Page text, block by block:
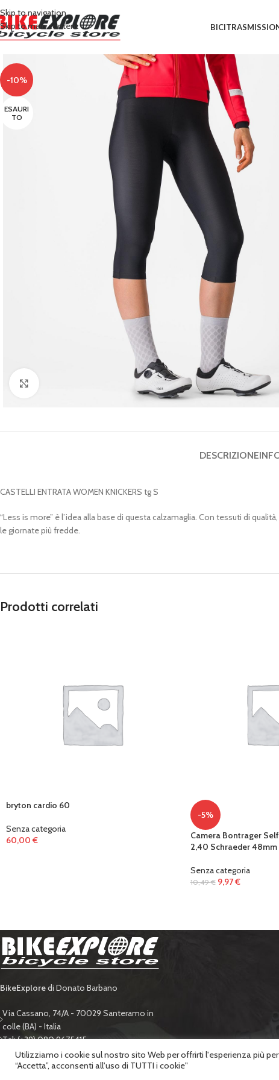
Skip to navigation
Skip to main content
BICI
-10%
ESAURI
TO
DESCRIZIONE
CASTELLI ENTRATA WOMEN KNICKERS tg S
“Less is more” è l’idea alla base di questa calzamaglia. Con tessuti di
le giornate più fredde.
Prodotti correlati
bryton cardio 60
Senza categoria
60,00 €
-5%
Camera Bontrager
2,40 Schraeder 48mm
Senza categoria
10,49€ 9,97€
BikeExploredi Donato Barbano
Via Cassano, 74/A - 70029 Santeramo in
colle (BA) - Italia
Tel: (+39) 080 9675415
Mail: info@bikeexplore.com
Utilizziamo i cookie sul nostro sito Web per offrirti l'esperienza più
“Accetta”, acconsenti all'uso di TUTTI i cookie"